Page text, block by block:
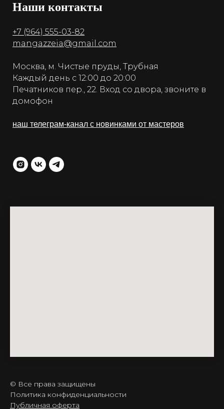
Наши контакты
+7 (964) 555-03-82
mangazzeia@gmail.com
Москва, м. Чистые пруды, Трубная
Каждый день с 12:00 до 20:00
Печатников пер., 22. Вход со двора, звоните в
домофон
наш телеграм-канал с новинками от мастеров
© Все права защищены
Политика конфиденциальности
Публичная оферта